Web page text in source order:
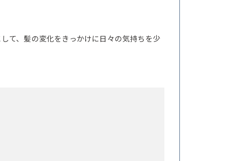
て、髪の変化をきっかけに日々の気持ちを少